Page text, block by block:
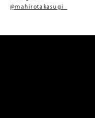
@mahirotakasugi_